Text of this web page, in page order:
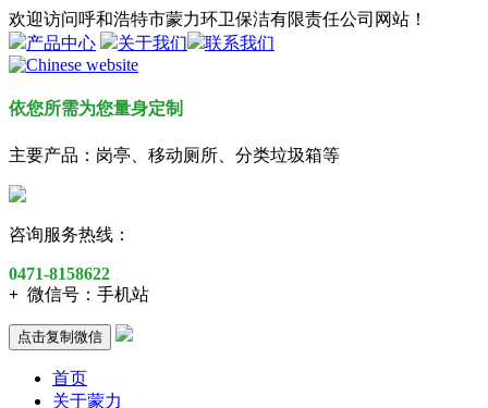
欢迎访问呼和浩特市蒙力环卫保洁有限责任公司网站！
产品中心
关于我们 联系我们
依您所需为您量身定制
主要产品：岗亭、移动厕所、分类垃圾箱等
咨询服务热线：
0471-8158622
+ 微信号： 手机站
点击复制微信
首页
关于蒙力